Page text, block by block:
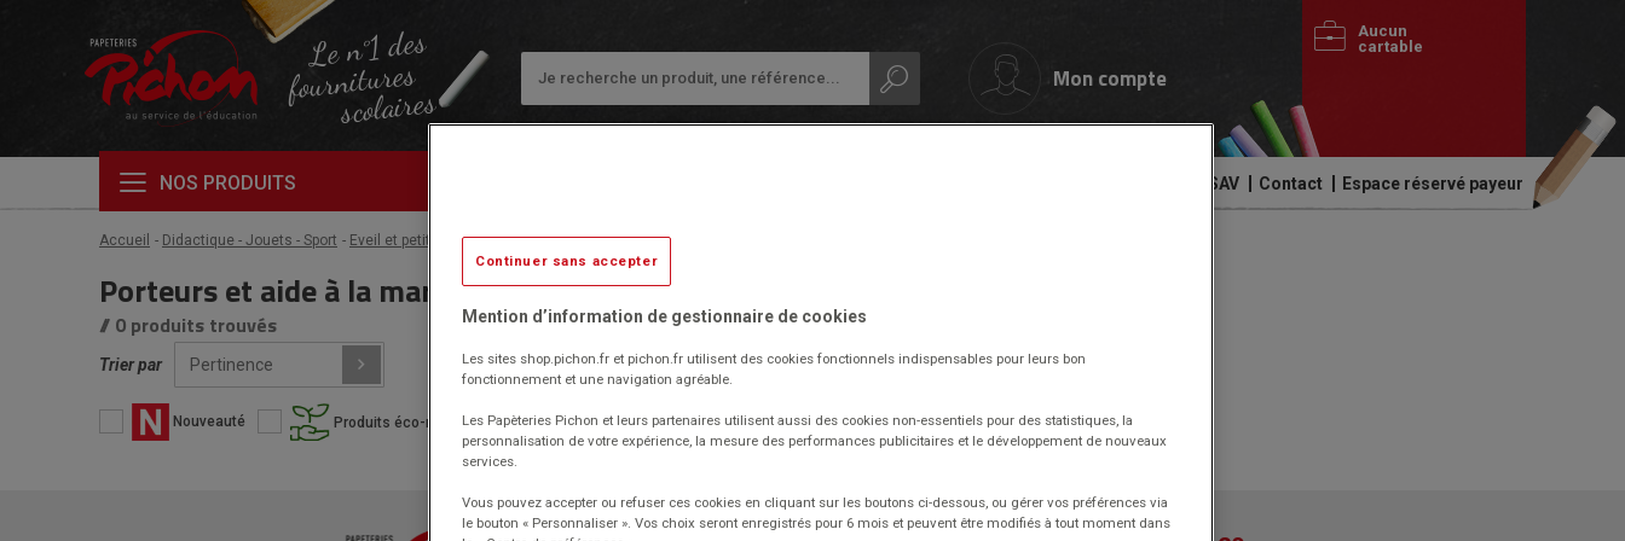
Le n°1 des
fournitures
scolaires
Mon compte
Aucun
cartable
NOS PRODUITS
et
Audiovisuel,
et
bureautique
adhésifs
Compas
et
Ecriture
Ergonomie
-
équipement
la
classe
Protection
Ramettes
SAV Contact Espace réservé payeur
Accueil Didactique - Jouets - Sport Eveil et petite enfance Porteurs et aide à la marche
Porteurs et aide à la marche
// 0 produits trouvés
Trier par
Nouveauté Produits éco-responsables AGEC Inclusif Prix en baisse
Continuer sans accepter
Mention d’information de gestionnaire de cookies
Les sites shop.pichon.fr et pichon.fr utilisent des cookies fonctionnels indispensables pour leurs bon
fonctionnement et une navigation agréable.
Les Papèteries Pichon et leurs partenaires utilisent aussi des cookies non-essentiels pour des statistiques, la
personnalisation de votre expérience, la mesure des performances publicitaires et le développement de nouveaux
services.
Vous pouvez accepter ou refuser ces cookies en cliquant sur les boutons ci-dessous, ou gérer vos préférences via
le bouton « Personnaliser ». Vos choix seront enregistrés pour 6 mois et peuvent être modifiés à tout moment dans